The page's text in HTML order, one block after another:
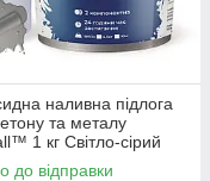
наливна підлога
та металу
1 кг Світло-сірий
до відправки